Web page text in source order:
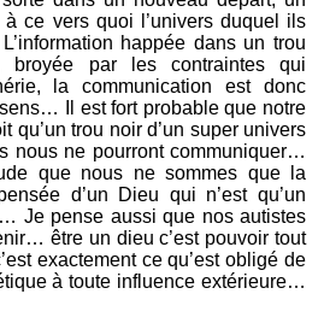
à ce vers quoi l’univers duquel ils
happée dans un trou
broyée par les contraintes qui
la communication est donc
Il est fort probable que notre
qu’un trou noir d’un super univers
nous ne pourront communiquer…
que nous ne sommes que la
d’un Dieu qui n’est qu’un
Je pense aussi que nos autistes
être un dieu c’est pouvoir tout
exactement ce qu’est obligé de
à toute influence extérieure…